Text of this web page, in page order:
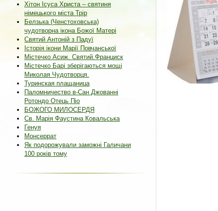
Хітон Ісуса Христа – святиня
німецького міста Трір
Белзька (Ченстоховська)
чудотворна ікона Божої Матері
Святий Антоній з Падуї
Історія ікони Марії Повчанської
Містечко Асиж. Святий.Франциск
Містечко Барі зберігаються мощі
Миколая Чудотворця.
Туринская плащаница
Паломничество в-Сан Джованні
Ротондо Отець Піо
БОЖОГО МИЛОСЕРДЯ
Св. Марія Фаустина Ковальська
Генуя
Монсеррат
Як подорожували заможні Галичани
100 років тому